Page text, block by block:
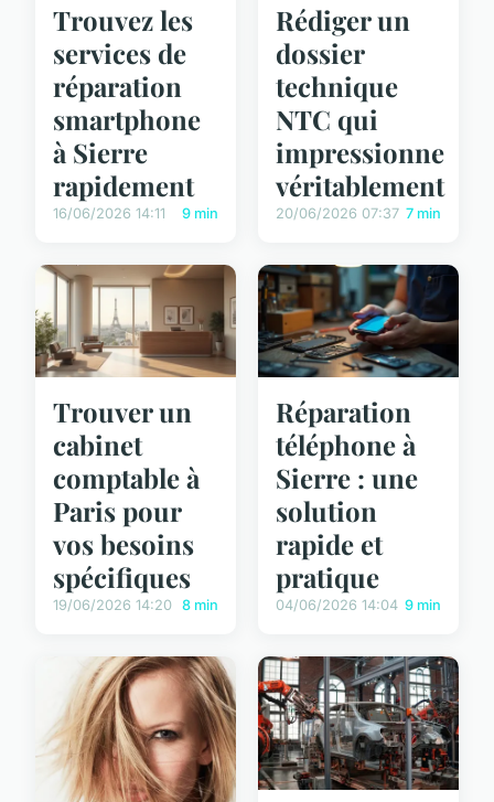
Trouvez les
services de
réparation
smartphone
à Sierre
rapidement
16/06/2026 14:11 9 min
Rédiger un
dossier
technique
NTC qui
impressionne
véritablement
20/06/2026 07:37 7 min
Trouver un
cabinet
comptable à
Paris pour
vos besoins
spécifiques
19/06/2026 14:20 8 min
Réparation
téléphone à
Sierre : une
solution
rapide et
pratique
04/06/2026 14:04 9 min